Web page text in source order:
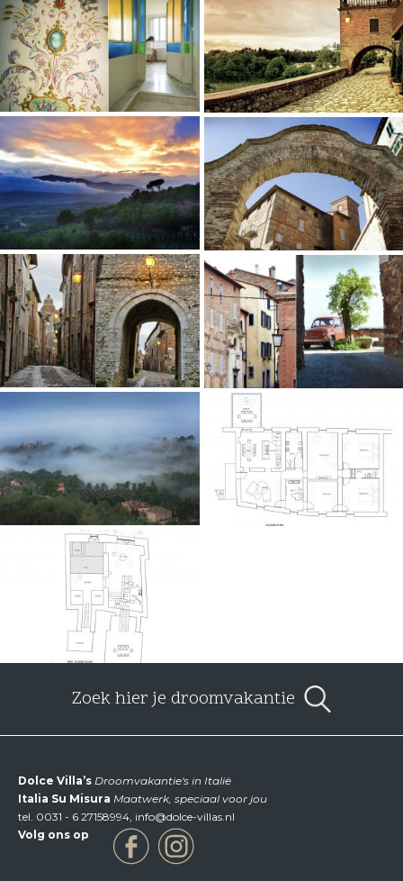
Zoek hier je droomvakantie
Dolce Villa’s Droomvakantie's in Italië
Italia Su Misura Maatwerk, speciaal voor jou
tel. 0031 - 6 27158994, info@dolce-villas.nl
Volg ons op